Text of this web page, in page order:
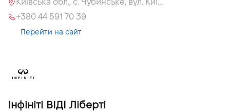
Київська обл., c. Чубинське, вул. Київська, 55
+380 44 591 70 39
Перейти на сайт
Інфініті ВІДІ Ліберті